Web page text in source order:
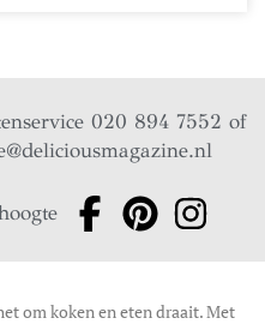
020 894 7552 of
om koken en eten draait. Met